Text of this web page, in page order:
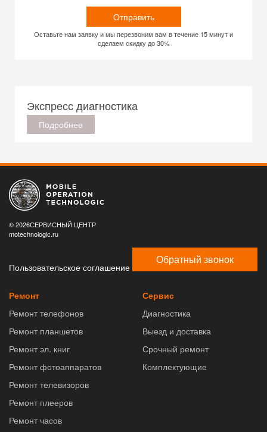
Отправить
Оставьте нам заявку и мы перезвоним вам в течение 15 минут и
сделаем скидку до 30%
Экспресс диагностика
Подробнее
© 2026СЕРВИСНЫЙ ЦЕНТР
motechnologic.ru
Пользовательское соглашение
Обратный звонок
Ремонт
Ремонт телефонов
Ремонт планшетов
Ремонт эл. книг
Ремонт фотоаппаратов
Ремонт телевизоров
Ремонт плееров
Ремонт часов
Сервис
Диагностика
Выезд и доставка
Срочный ремонт
Комплектующие